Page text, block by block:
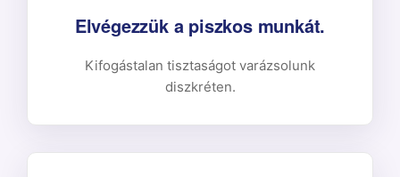
Elvégezzük a piszkos munkát.
Kifogástalan tisztaságot varázsolunk
diszkréten.